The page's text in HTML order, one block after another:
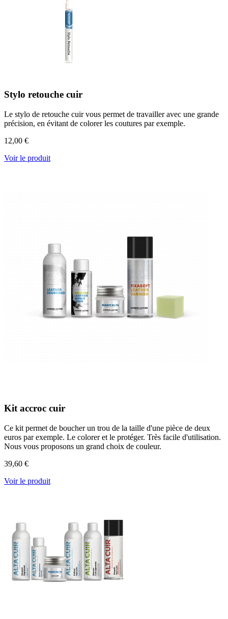
Stylo retouche cuir
Le stylo de retouche cuir vous permet de travailler avec une grande
précision, en évitant de colorer les coutures par exemple.
12,00 €
Voir le produit
Kit accroc cuir
Ce kit permet de boucher un trou de la taille d'une pièce de deux
euros par exemple. Le colorer et le protéger. Très facile d'utilisation.
Nous vous proposons un grand choix de couleur.
39,60 €
Voir le produit